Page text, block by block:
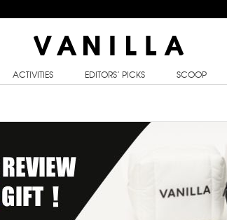
ACTIVITIES EDITORS’ PICKS SCOOP